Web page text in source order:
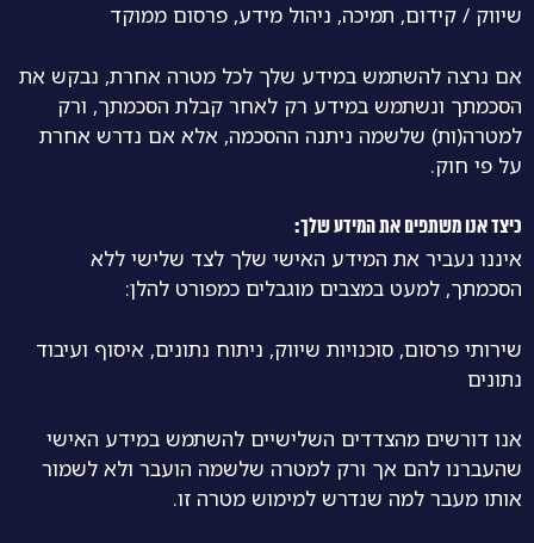
שיווק / קידום, תמיכה, ניהול מידע, פרסום ממוקד
אם נרצה להשתמש במידע שלך לכל מטרה אחרת, נבקש את
הסכמתך ונשתמש במידע רק לאחר קבלת הסכמתך, ורק
למטרה(ות) שלשמה ניתנה ההסכמה, אלא אם נדרש אחרת
על פי חוק.
כיצד אנו משתפים את המידע שלך:
איננו נעביר את המידע האישי שלך לצד שלישי ללא
הסכמתך, למעט במצבים מוגבלים כמפורט להלן:
שירותי פרסום, סוכנויות שיווק, ניתוח נתונים, איסוף ועיבוד
נתונים
אנו דורשים מהצדדים השלישיים להשתמש במידע האישי
שהעברנו להם אך ורק למטרה שלשמה הועבר ולא לשמור
אותו מעבר למה שנדרש למימוש מטרה זו.